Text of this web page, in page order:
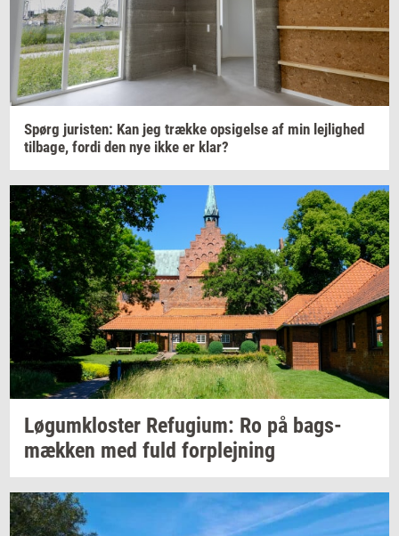
Spørg juri­sten: Kan jeg træk­ke op­si­gel­se af min lej­lig­hed
til­ba­ge, fordi den nye ikke er klar?
Løgum­klo­ster Re­fu­gi­um: Ro på bags­
mæk­ken med fuld for­plej­ning